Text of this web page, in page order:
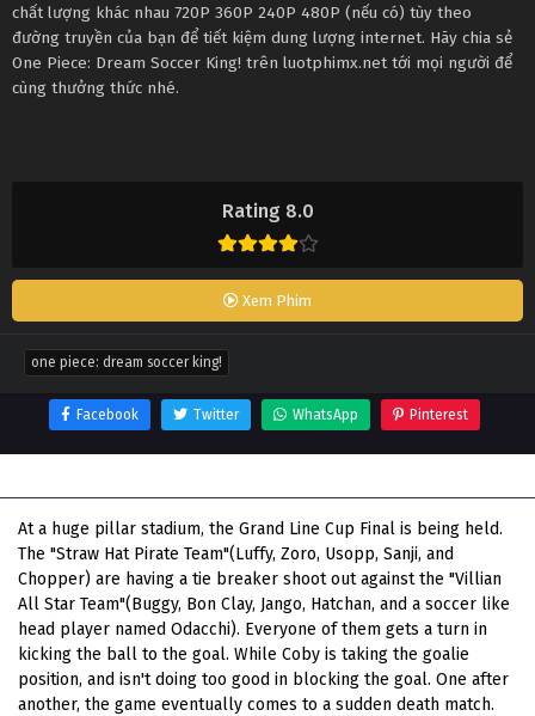
Rating 8.0
Xem Phim
chất lượng khác nhau 720P 360P 240P 480P (nếu có) tùy theo
đường truyền của bạn để tiết kiệm dung lượng internet. Hãy chia sẻ
One Piece: Dream Soccer King! trên luotphimx.net tới mọi người để
cùng thưởng thức nhé.
one piece: dream soccer king!
Facebook Twitter WhatsApp Pinterest
At a huge pillar stadium, the Grand Line Cup Final is being held.
The "Straw Hat Pirate Team"(Luffy, Zoro, Usopp, Sanji, and
Chopper) are having a tie breaker shoot out against the "Villian
All Star Team"(Buggy, Bon Clay, Jango, Hatchan, and a soccer like
head player named Odacchi). Everyone of them gets a turn in
kicking the ball to the goal. While Coby is taking the goalie
position, and isn't doing too good in blocking the goal. One after
another, the game eventually comes to a sudden death match.